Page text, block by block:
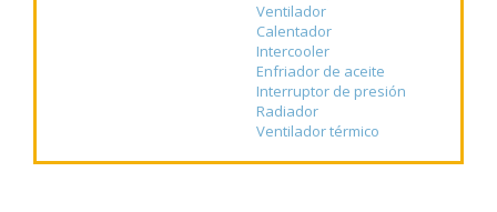
Ventilador
Calentador
Intercooler
Enfriador de aceite
Interruptor de presión
Radiador
Ventilador térmico